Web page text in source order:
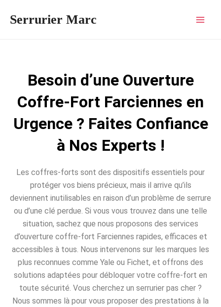
Serrurier Marc
Besoin d’une Ouverture
Coffre-Fort Farciennes en
Urgence ? Faites Confiance
à Nos Experts !
Les coffres-forts sont des dispositifs essentiels pour
protéger vos biens précieux, mais il arrive qu’ils
deviennent inutilisables en raison d’un problème de serrure
ou d’une clé perdue. Si vous vous trouvez dans une telle
situation, sachez que nous proposons des services
d’ouverture coffre-fort Farciennes rapides, efficaces et
accessibles à tous. Nous intervenons sur les marques les
plus reconnues comme Yale ou Fichet, et offrons des
solutions adaptées pour débloquer votre coffre-fort en
toute sécurité. Vous cherchez un serrurier pas cher ?
Nous sommes là pour vous proposer des prestations à la